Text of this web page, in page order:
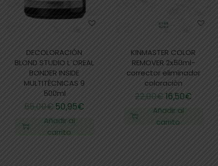
DECOLORACIÓN
BLOND STUDIO L´OREAL
BONDER INSIDE
MULTITÉCNICAS 9
500ml
65,00€50,95€
Añadir al
carrito
KINMASTER COLOR
REMOVER 2x50ml-
corrector eliminador
coloración
22,00€16,50€
Añadir al
carrito